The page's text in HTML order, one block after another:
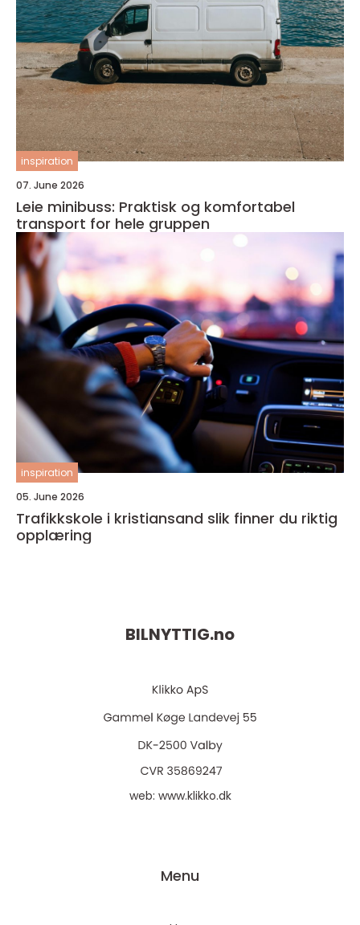
inspiration
07. June 2026
Leie minibuss: Praktisk og komfortabel
transport for hele gruppen
inspiration
05. June 2026
Trafikkskole i kristiansand slik finner du riktig
opplæring
BILNYTTIG.no
web: www.klikko.dk
Menu